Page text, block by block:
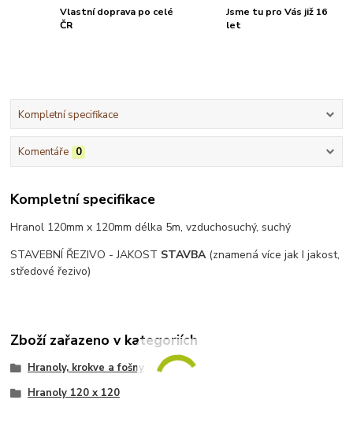
Vlastní doprava po celé
ČR
Jsme tu pro Vás již 16
let
Kompletní specifikace
Komentáře 0
Kompletní specifikace
Hranol 120mm x 120mm délka 5m, vzduchosuchý, suchý
STAVEBNÍ ŘEZIVO - JAKOST STAVBA (znamená více jak I jakost,
středové řezivo)
Zboží zařazeno v kategoriích
Hranoly, krokve a fošny
Hranoly 120 x 120